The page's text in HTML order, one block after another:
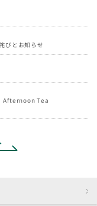
びとお知らせ
Afternoon Tea